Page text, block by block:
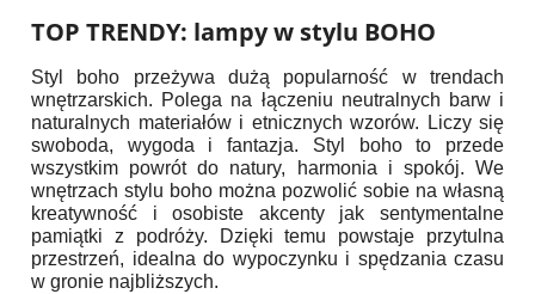
TOP TRENDY: lampy w stylu BOHO
Styl boho przeżywa dużą popularność w trendach
wnętrzarskich. Polega na łączeniu neutralnych barw i
naturalnych materiałów i etnicznych wzorów. Liczy się
swoboda, wygoda i fantazja. Styl boho to przede
wszystkim powrót do natury, harmonia i spokój. We
wnętrzach stylu boho można pozwolić sobie na własną
kreatywność i osobiste akcenty jak sentymentalne
pamiątki z podróży. Dzięki temu powstaje przytulna
przestrzeń, idealna do wypoczynku i spędzania czasu
w gronie najbliższych.